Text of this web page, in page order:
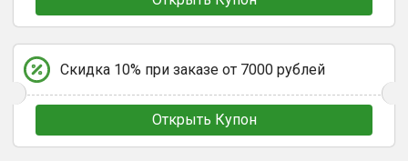
Скидка 10% при заказе от 7000 рублей
Открыть Купон